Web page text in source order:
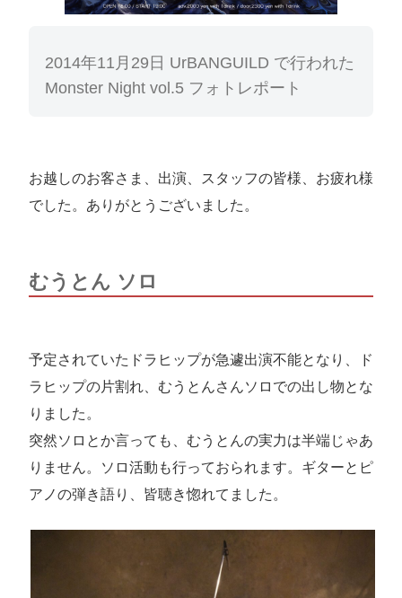
2014年11月29日 UrBANGUILD で行われた
Monster Night vol.5 フォトレポート
お越しのお客さま、出演、スタッフの皆様、お疲れ様
でした。ありがとうございました。
むうとん ソロ
予定されていたドラヒップが急遽出演不能となり、ド
ラヒップの片割れ、むうとんさんソロでの出し物とな
りました。
突然ソロとか言っても、むうとんの実力は半端じゃあ
りません。ソロ活動も行っておられます。ギターとピ
アノの弾き語り、皆聴き惚れてました。